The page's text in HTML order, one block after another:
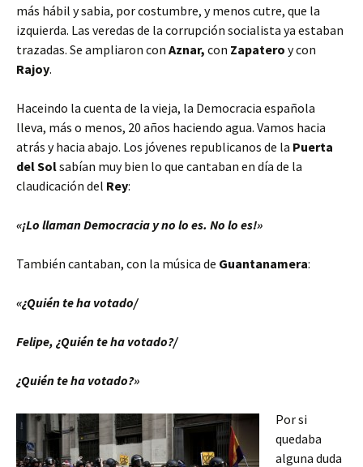
más hábil y sabia, por costumbre, y menos cutre, que la
izquierda. Las veredas de la corrupción socialista ya estaban
trazadas. Se ampliaron con Aznar, con Zapatero y con
Rajoy.
Haceindo la cuenta de la vieja, la Democracia española
lleva, más o menos, 20 años haciendo agua. Vamos hacia
atrás y hacia abajo. Los jóvenes republicanos de la Puerta
del Solsabían muy bien lo que cantaban en día de la
claudicación del Rey:
«¡Lo llaman Democracia y no lo es. No lo es!»
También cantaban, con la música de Guantanamera:
«¿Quién te ha votado/
Felipe, ¿Quién te ha votado?/
¿Quién te ha votado?»
Por si
quedaba
alguna duda